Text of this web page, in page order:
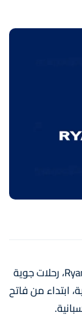
برمجت شركة الطيران المنخفض التكلفة Ryanair، رحلات جوية
ابتداء من فاتح